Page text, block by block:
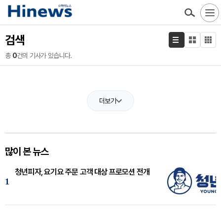
검색
총 0건의 기사가 있습니다.
더보기
많이 본 뉴스
1
청년피자, 요기요 주문 고객 대상 프로모션 전개